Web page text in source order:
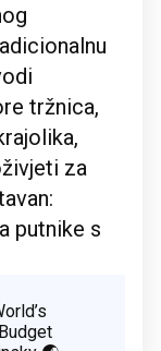
tržnica,
za
putnike s